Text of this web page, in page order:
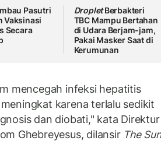
Pasutri
Vaksinasi
Secara
DropletBerbakteri
TBC Mampu Bertahan
di Udara Berjam-jam,
Pakai Masker Saat di
Kerumunan
mencegah infeksi hepatitis
karena terlalu sedikit
dan diobati," kata Direktur
Ghebreyesus, dilansir The Sun